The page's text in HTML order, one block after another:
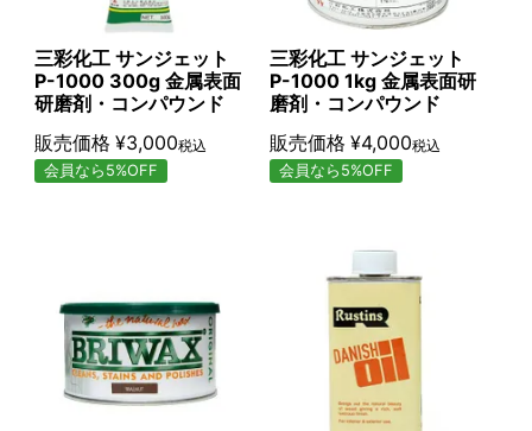
三彩化工 サンジェット
P-1000 300g 金属表面
研磨剤・コンパウンド
販売価格 ¥3,000税込
会員なら5%OFF
三彩化工 サンジェット
P-1000 1kg 金属表面研
磨剤・コンパウンド
販売価格 ¥4,000税込
会員なら5%OFF